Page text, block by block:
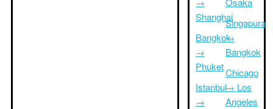
Shanghai
Bangkok
→
Phuket
Istanbul
→
Singapura
→
Bangkok
Chicago
→ Los
Angeles